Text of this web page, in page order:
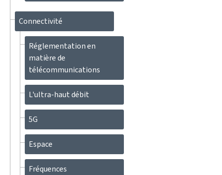
Connectivité
Réglementation en
matière de
télécommunications
L'ultra-haut débit
5G
Espace
Fréquences